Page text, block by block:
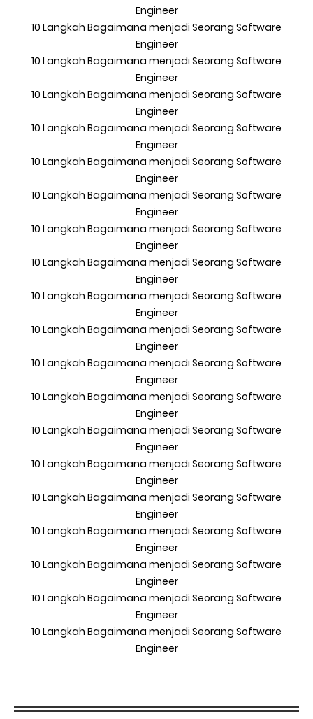
Engineer
10 Langkah Bagaimana menjadi Seorang Software
Engineer
10 Langkah Bagaimana menjadi Seorang Software
Engineer
10 Langkah Bagaimana menjadi Seorang Software
Engineer
10 Langkah Bagaimana menjadi Seorang Software
Engineer
10 Langkah Bagaimana menjadi Seorang Software
Engineer
10 Langkah Bagaimana menjadi Seorang Software
Engineer
10 Langkah Bagaimana menjadi Seorang Software
Engineer
10 Langkah Bagaimana menjadi Seorang Software
Engineer
10 Langkah Bagaimana menjadi Seorang Software
Engineer
10 Langkah Bagaimana menjadi Seorang Software
Engineer
10 Langkah Bagaimana menjadi Seorang Software
Engineer
10 Langkah Bagaimana menjadi Seorang Software
Engineer
10 Langkah Bagaimana menjadi Seorang Software
Engineer
10 Langkah Bagaimana menjadi Seorang Software
Engineer
10 Langkah Bagaimana menjadi Seorang Software
Engineer
10 Langkah Bagaimana menjadi Seorang Software
Engineer
10 Langkah Bagaimana menjadi Seorang Software
Engineer
10 Langkah Bagaimana menjadi Seorang Software
Engineer
10 Langkah Bagaimana menjadi Seorang Software
Engineer